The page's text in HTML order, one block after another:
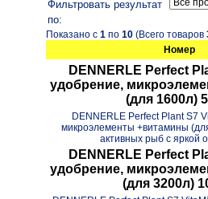
Фильтровать результат
по:
Показано с 1по 10(Всего товаров
Номер
DENNERLE Perfect
удобрение,
(для 1600л)
DENNERLE Perfect Plant S7
микроэлементы +витамины
активных рыб с яркой
DENNERLE Perfect
удобрение,
(для 3200л)